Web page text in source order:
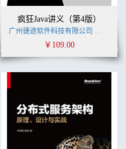
李刚 (作者)
疯狂Java讲义（第4版）
广州捷途软件科技有限公司 李刚
￥109.00